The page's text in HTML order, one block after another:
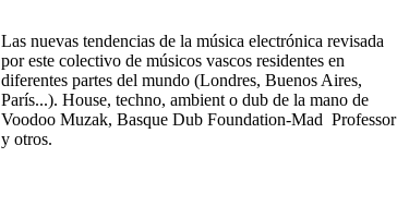
Las nuevas tendencias de la música electrónica revisada
por este colectivo de músicos vascos residentes en
diferentes partes del mundo (Londres, Buenos Aires,
París...). House, techno, ambient o dub de la mano de
Voodoo Muzak, Basque Dub Foundation-Mad Professor
y otros.